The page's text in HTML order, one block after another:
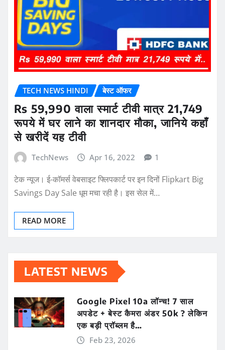
TECH NEWS HINDI बेस्ट ऑफर
Rs 59,990 वाला स्मार्ट टीवी मात्र 21,749
रूपये में घर लाने का शानदार मौका, जानिये कहाँ
से खरीदें यह टीवी
TechNews Apr 16, 2022 1
टेक न्यूज। ई-कॉमर्स वेबसाइट फ्लिपकार्ट पर इन दिनों Flipkart Big
Savings Day Sale धूम मचा रही है। इस सेल में…
READ MORE
LATEST NEWS
Google Pixel 10a लॉन्च! 7 साल
अपडेट + बेस्ट कैमरा अंडर 50k ? लेकिन
एक बड़ी प्रॉब्लम है…
Feb 23, 2026